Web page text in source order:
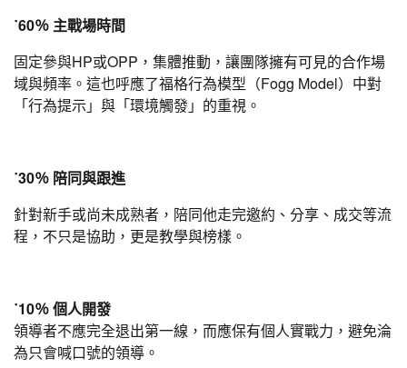
˙60％ 主戰場時間
固定參與HP或OPP，集體推動，讓團隊擁有可見的合作場
域與頻率。這也呼應了福格行為模型（Fogg Model）中對
「行為提示」與「環境觸發」的重視。
˙30％ 陪同與跟進
針對新手或尚未成熟者，陪同他走完邀約、分享、成交等流
程，不只是協助，更是教學與榜樣。
˙10％ 個人開發
領導者不應完全退出第一線，而應保有個人實戰力，避免淪
為只會喊口號的領導。